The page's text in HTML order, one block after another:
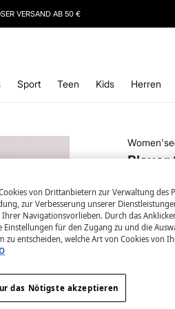
DIR 10 % RABATT AUF DEINEN NÄCHSTEN
Sport Teen Kids Herren
Blauer
1,99 €
12,99 €
Farbe:
von Drittanbietern zur Verwaltung des
zur Verbesserung unserer
Navigationsvorlieben. Durch das
für den Zugang zu und die
entscheiden, welche Art von Cookies von
das Nötigste akzeptieren